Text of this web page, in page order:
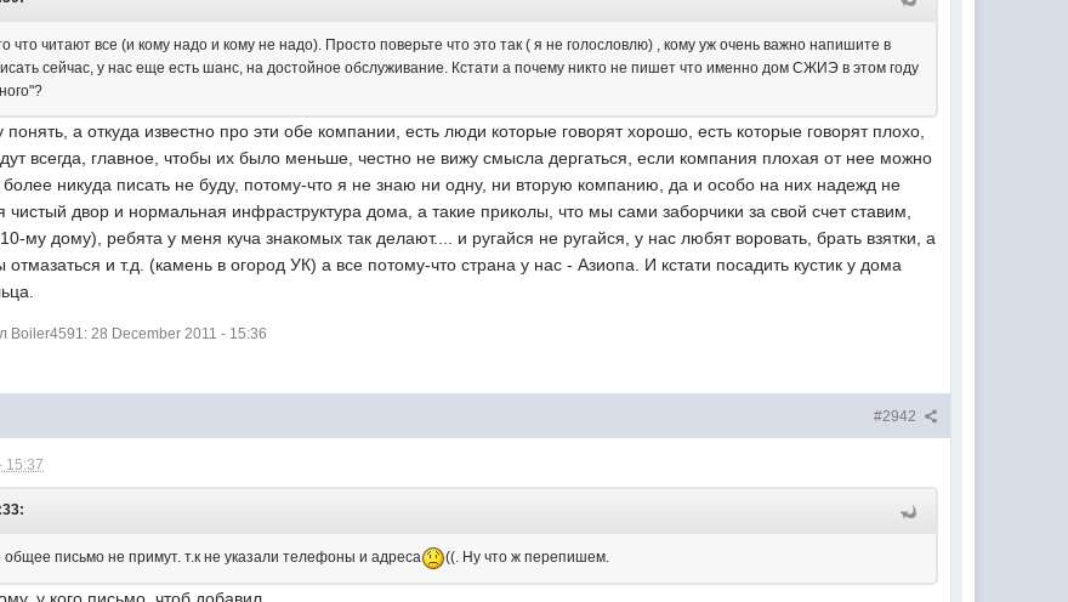
что читают все (и кому надо и кому не надо). Просто поверьте что это так ( я не голословлю) , кому уж очень важно напишите в
сейчас, у нас еще есть шанс, на достойное обслуживание. Кстати а почему никто не пишет что именно дом СЖИЭ в этом году
понять, а откуда известно про эти обе компании, есть люди которые говорят хорошо, есть которые говорят плохо,
всегда, главное, чтобы их было меньше, честно не вижу смысла дергаться, если компания плохая от нее можно
более никуда писать не буду, потому-что я не знаю ни одну, ни вторую компанию, да и особо на них надежд не
чистый двор и нормальная инфраструктура дома, а такие приколы, что мы сами заборчики за свой счет ставим,
му дому), ребята у меня куча знакомых так делают.... и ругайся не ругайся, у нас любят воровать, брать взятки, а
и т.д. (камень в огород УК) а все потому-что страна у нас - Азиопа. И кстати посадить кустик у дома
Boiler4591: 28 December 2011 - 15:36
#2942
15:37
письмо не примут. т.к не указали телефоны и адреса ((. Ну что ж перепишем.